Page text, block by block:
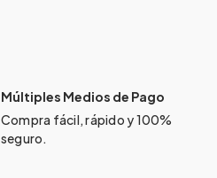
Múltiples Medios de Pago
Compra fácil, rápido y 100%
seguro.